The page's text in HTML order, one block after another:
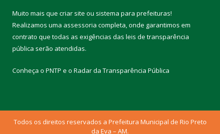
Muito mais que criar site ou sistema para prefeituras!
Realizamos uma assessoria completa, onde garantimos em
contrato que todas as exigências das leis de transparência
pública serão atendidas.
Conheça o PNTP e o Radar da Transparência Pública
Todos os direitos reservados a Prefeitura Municipal de Rio Preto
da Eva – AM.